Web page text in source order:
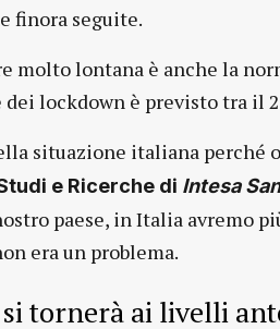
finora seguite.
molto lontana è anche la
dei lockdown è previsto tra il
situazione italiana perché
e Ricerche di Intesa
paese, in Italia avremo
era un problema.
tornerà ai livelli